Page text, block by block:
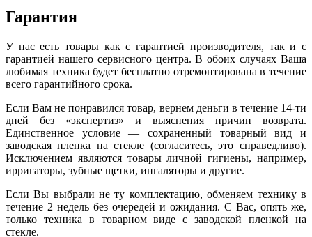
Гарантия
У нас есть товары как с гарантией производителя, так и с
гарантией нашего сервисного центра. В обоих случаях Ваша
любимая техника будет бесплатно отремонтирована в течение
всего гарантийного срока.
Если Вам не понравился товар, вернем деньги в течение 14-ти
дней без «экспертиз» и выяснения причин возврата.
Единственное условие — сохраненный товарный вид и
заводская пленка на стекле (согласитесь, это справедливо).
Исключением являются товары личной гигиены, например,
ирригаторы, зубные щетки, ингаляторы и другие.
Если Вы выбрали не ту комплектацию, обменяем технику в
течение 2 недель без очередей и ожидания. С Вас, опять же,
только техника в товарном виде с заводской пленкой на
стекле.